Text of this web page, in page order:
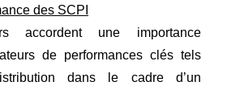
des SCPI
accordent une importance
de performances clés tels
dans le cadre d’un